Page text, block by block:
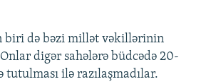
biri də bəzi millət vəkillərinin
digər sahələrə büdcədə 20-
tutulması ilə razılaşmadılar.